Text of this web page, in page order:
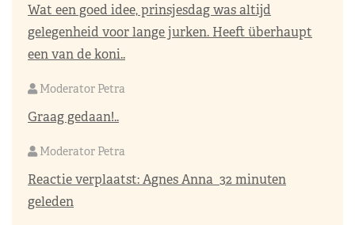
Wat een goed idee, prinsjesdag was altijd
gelegenheid voor lange jurken. Heeft überhaupt
een van de koni..
Moderator Petra
Graag gedaan!..
Moderator Petra
Reactie verplaatst:Agnes Anna 32 minuten
geleden